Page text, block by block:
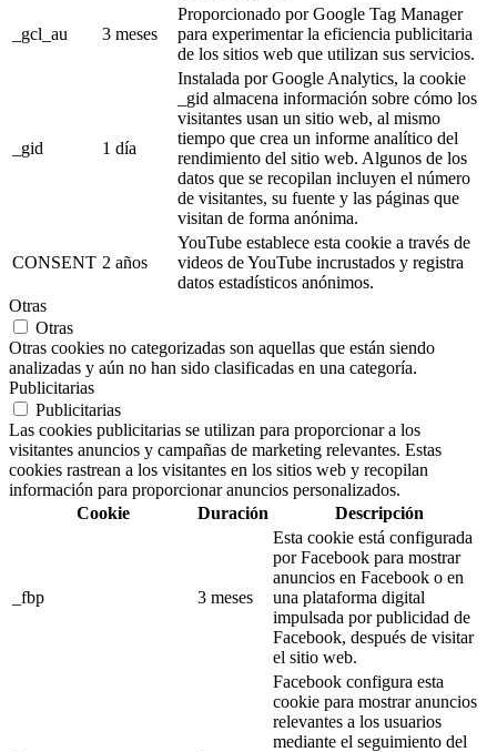
_gcl_au 3 meses
Proporcionado por Google Tag Manager
para experimentar la eficiencia publicitaria
de los sitios web que utilizan sus servicios.
_gid 1 día
Instalada por Google Analytics, la cookie
_gid almacena información sobre cómo los
visitantes usan un sitio web, al mismo
tiempo que crea un informe analítico del
rendimiento del sitio web. Algunos de los
datos que se recopilan incluyen el número
de visitantes, su fuente y las páginas que
visitan de forma anónima.
CONSENT 2 años
YouTube establece esta cookie a través de
videos de YouTube incrustados y registra
datos estadísticos anónimos.
Otras
Otras
Otras cookies no categorizadas son aquellas que están siendo
analizadas y aún no han sido clasificadas en una categoría.
Publicitarias
Publicitarias
Las cookies publicitarias se utilizan para proporcionar a los
visitantes anuncios y campañas de marketing relevantes. Estas
cookies rastrean a los visitantes en los sitios web y recopilan
información para proporcionar anuncios personalizados.
Cookie
Duración Descripción
_fbp 3 meses
Esta cookie está configurada
por Facebook para mostrar
anuncios en Facebook o en
una plataforma digital
impulsada por publicidad de
Facebook, después de visitar
el sitio web.
Facebook configura esta
cookie para mostrar anuncios
relevantes a los usuarios
mediante el seguimiento del